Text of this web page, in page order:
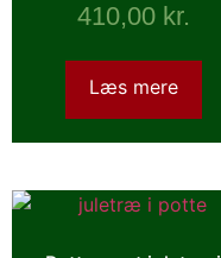
410,00 kr.
Læs mere